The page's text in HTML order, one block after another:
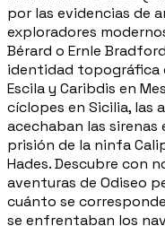
por las evidencias de
exploradores
Bérard o Ernle
identidad topográfica
Escila y Caribdis en
cíclopes en Sicilia, las
acechaban las
prisión de la ninfa
Hades. Descubre con
aventuras de Odiseo
cuánto se
se enfrentaban los